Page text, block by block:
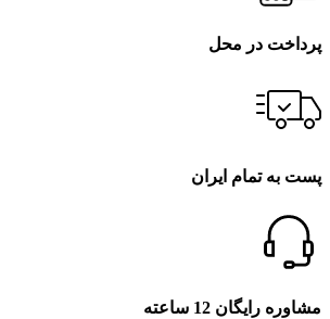
پرداخت در محل
پست به تمام ایران
مشاوره رایگان 12 ساعته